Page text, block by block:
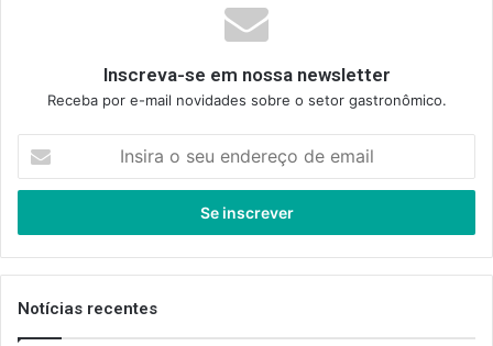
Inscreva-se em nossa newsletter
Receba por e-mail novidades sobre o setor gastronômico.
seu
de
email
Notícias recentes